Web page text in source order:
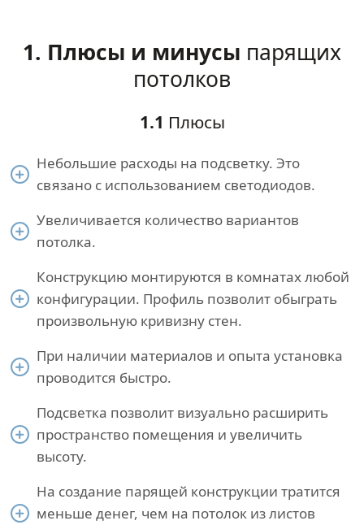
1. Плюсы и минусы парящих
потолков
1.1 Плюсы
Небольшие расходы на подсветку. Это
связано с использованием светодиодов.
Увеличивается количество вариантов
потолка.
Конструкцию монтируются в комнатах любой
конфигурации. Профиль позволит обыграть
произвольную кривизну стен.
При наличии материалов и опыта установка
проводится быстро.
Подсветка позволит визуально расширить
пространство помещения и увеличить
высоту.
На создание парящей конструкции тратится
меньше денег, чем на потолок из листов